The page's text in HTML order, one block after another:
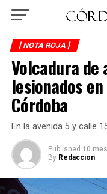
[ NOTA ROJA ]
Volcadura de
lesionados
Córdoba
En la avenida 5 y calle
Published 10
By Redaccion